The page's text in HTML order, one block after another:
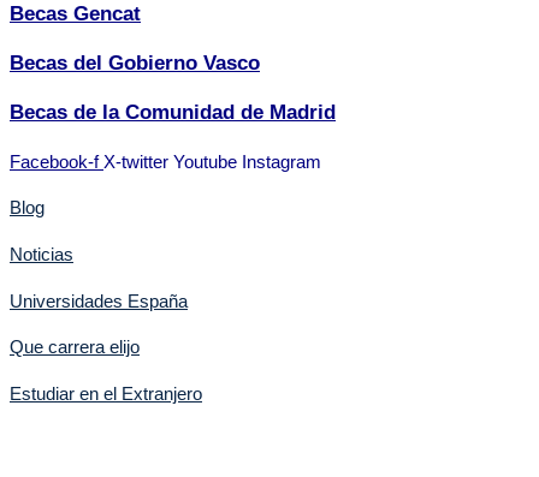
Becas Gencat
Becas del Gobierno Vasco
Becas de la Comunidad de Madrid
Facebook-f X-twitter Youtube Instagram
Blog
Noticias
Universidades España
Que carrera elijo
Estudiar en el Extranjero